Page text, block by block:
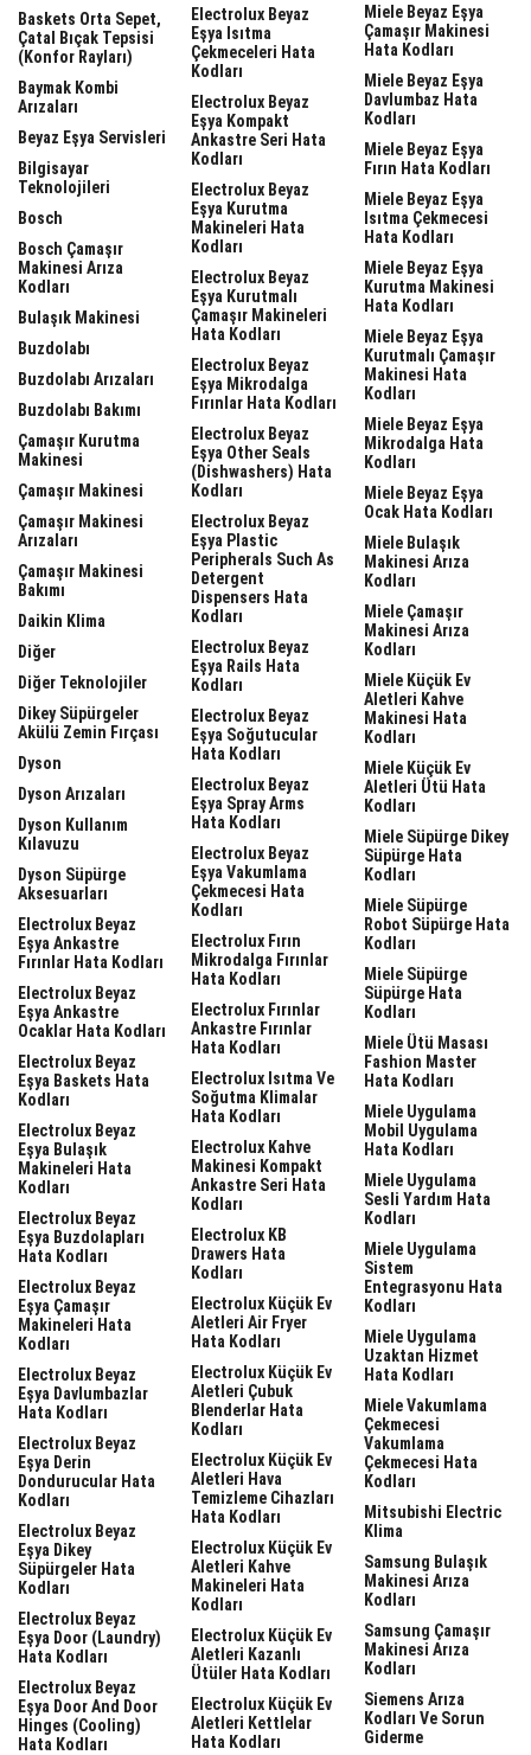
Baskets Orta Sepet,
Çatal Bıçak Tepsisi
(Konfor Rayları)
Baymak Kombi
Arızaları
Beyaz Eşya Servisleri
Bilgisayar
Teknolojileri
Bosch
Bosch Çamaşır
Makinesi Arıza
Kodları
Bulaşık Makinesi
Buzdolabı
Buzdolabı Arızaları
Buzdolabı Bakımı
Çamaşır Kurutma
Makinesi
Çamaşır Makinesi
Çamaşır Makinesi
Arızaları
Çamaşır Makinesi
Bakımı
Daikin Klima
Diğer
Diğer Teknolojiler
Dikey Süpürgeler
Akülü Zemin Fırçası
Dyson
Dyson Arızaları
Dyson Kullanım
Kılavuzu
Dyson Süpürge
Aksesuarları
Electrolux Beyaz
Eşya Ankastre
Fırınlar Hata Kodları
Electrolux Beyaz
Eşya Ankastre
Ocaklar Hata Kodları
Electrolux Beyaz
Eşya Baskets Hata
Kodları
Electrolux Beyaz
Eşya Bulaşık
Makineleri Hata
Kodları
Electrolux Beyaz
Eşya Buzdolapları
Hata Kodları
Electrolux Beyaz
Eşya Çamaşır
Makineleri Hata
Kodları
Electrolux Beyaz
Eşya Davlumbazlar
Hata Kodları
Electrolux Beyaz
Eşya Derin
Dondurucular Hata
Kodları
Electrolux Beyaz
Eşya Dikey
Süpürgeler Hata
Kodları
Electrolux Beyaz
Eşya Door (laundry)
Hata Kodları
Electrolux Beyaz
Eşya Door And Door
Hinges (cooling)
Hata Kodları
Electrolux Beyaz
Eşya Isıtma
Çekmeceleri Hata
Kodları
Electrolux Beyaz
Eşya Kompakt
Ankastre Seri Hata
Kodları
Electrolux Beyaz
Eşya Kurutma
Makineleri Hata
Kodları
Electrolux Beyaz
Eşya Kurutmalı
Çamaşır Makineleri
Hata Kodları
Electrolux Beyaz
Eşya Mikrodalga
Fırınlar Hata Kodları
Electrolux Beyaz
Eşya Other Seals
(dishwashers) Hata
Kodları
Electrolux Beyaz
Eşya Plastic
Peripherals Such As
Detergent
Dispensers Hata
Kodları
Electrolux Beyaz
Eşya Rails Hata
Kodları
Electrolux Beyaz
Eşya Soğutucular
Hata Kodları
Electrolux Beyaz
Eşya Spray Arms
Hata Kodları
Electrolux Beyaz
Eşya Vakumlama
Çekmecesi Hata
Kodları
Electrolux Fırın
Mikrodalga Fırınlar
Hata Kodları
Electrolux Fırınlar
Ankastre Fırınlar
Hata Kodları
Electrolux Isıtma Ve
Soğutma Klimalar
Hata Kodları
Electrolux Kahve
Makinesi Kompakt
Ankastre Seri Hata
Kodları
Electrolux KB
Drawers Hata
Kodları
Electrolux Küçük Ev
Aletleri Air Fryer
Hata Kodları
Electrolux Küçük Ev
Aletleri Çubuk
Blenderlar Hata
Kodları
Electrolux Küçük Ev
Aletleri Hava
Temizleme Cihazları
Hata Kodları
Electrolux Küçük Ev
Aletleri Kahve
Makineleri Hata
Kodları
Electrolux Küçük Ev
Aletleri Kazanlı
Ütüler Hata Kodları
Electrolux Küçük Ev
Aletleri Kettlelar
Hata Kodları
Miele Beyaz Eşya
Çamaşır Makinesi
Hata Kodları
Miele Beyaz Eşya
Davlumbaz Hata
Kodları
Miele Beyaz Eşya
Fırın Hata Kodları
Miele Beyaz Eşya
Isıtma Çekmecesi
Hata Kodları
Miele Beyaz Eşya
Kurutma Makinesi
Hata Kodları
Miele Beyaz Eşya
Kurutmalı Çamaşır
Makinesi Hata
Kodları
Miele Beyaz Eşya
Mikrodalga Hata
Kodları
Miele Beyaz Eşya
Ocak Hata Kodları
Miele Bulaşık
Makinesi Arıza
Kodları
Miele Çamaşır
Makinesi Arıza
Kodları
Miele Küçük Ev
Aletleri Kahve
Makinesi Hata
Kodları
Miele Küçük Ev
Aletleri Ütü Hata
Kodları
Miele Süpürge Dikey
Süpürge Hata
Kodları
Miele Süpürge
Robot Süpürge Hata
Kodları
Miele Süpürge
Süpürge Hata
Kodları
Miele Ütü Masası
Fashion Master
Hata Kodları
Miele Uygulama
Mobil Uygulama
Hata Kodları
Miele Uygulama
Sesli Yardım Hata
Kodları
Miele Uygulama
Sistem
Entegrasyonu Hata
Kodları
Miele Uygulama
Uzaktan Hizmet
Hata Kodları
Miele Vakumlama
Çekmecesi
Vakumlama
Çekmecesi Hata
Kodları
Mitsubishi Electric
Klima
Samsung Bulaşık
Makinesi Arıza
Kodları
Samsung Çamaşır
Makinesi Arıza
Kodları
Siemens Arıza
Kodları Ve Sorun
Giderme